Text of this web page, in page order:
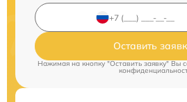
Оставить
Нажимая на кнопку "Оставить заявку" Вы